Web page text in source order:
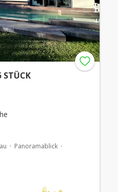
Panoramablick